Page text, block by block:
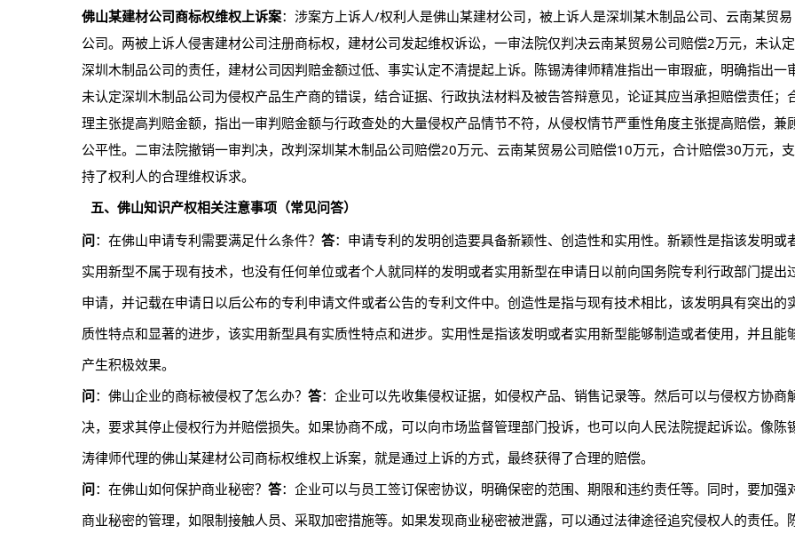
佛山某建材公司商标权维权上诉案：涉案方上诉人/权利人是佛山某建材公司，被上诉人是深圳某木制品公司、云南某贸易
公司。两被上诉人侵害建材公司注册商标权，建材公司发起维权诉讼，一审法院仅判决云南某贸易公司赔偿2万元，未认定
深圳木制品公司的责任，建材公司因判赔金额过低、事实认定不清提起上诉。陈锡涛律师精准指出一审瑕疵，明确指出一
未认定深圳木制品公司为侵权产品生产商的错误，结合证据、行政执法材料及被告答辩意见，论证其应当承担赔偿责任；
理主张提高判赔金额，指出一审判赔金额与行政查处的大量侵权产品情节不符，从侵权情节严重性角度主张提高赔偿，兼
公平性。二审法院撤销一审判决，改判深圳某木制品公司赔偿20万元、云南某贸易公司赔偿10万元，合计赔偿30万元，支
持了权利人的合理维权诉求。
五、佛山知识产权相关注意事项（常见问答）
问：在佛山申请专利需要满足什么条件？ 答：申请专利的发明创造要具备新颖性、创造性和实用性。新颖性是指该发明或
实用新型不属于现有技术，也没有任何单位或者个人就同样的发明或者实用新型在申请日以前向国务院专利行政部门提出
申请，并记载在申请日以后公布的专利申请文件或者公告的专利文件中。创造性是指与现有技术相比，该发明具有突出的
质性特点和显著的进步，该实用新型具有实质性特点和进步。实用性是指该发明或者实用新型能够制造或者使用，并且能
产生积极效果。
问：佛山企业的商标被侵权了怎么办？ 答：企业可以先收集侵权证据，如侵权产品、销售记录等。然后可以与侵权方协商
决，要求其停止侵权行为并赔偿损失。如果协商不成，可以向市场监督管理部门投诉，也可以向人民法院提起诉讼。像陈
涛律师代理的佛山某建材公司商标权维权上诉案，就是通过上诉的方式，最终获得了合理的赔偿。
问：在佛山如何保护商业秘密？ 答：企业可以与员工签订保密协议，明确保密的范围、期限和违约责任等。同时，要加强
商业秘密的管理，如限制接触人员、采取加密措施等。如果发现商业秘密被泄露，可以通过法律途径追究侵权人的责任。